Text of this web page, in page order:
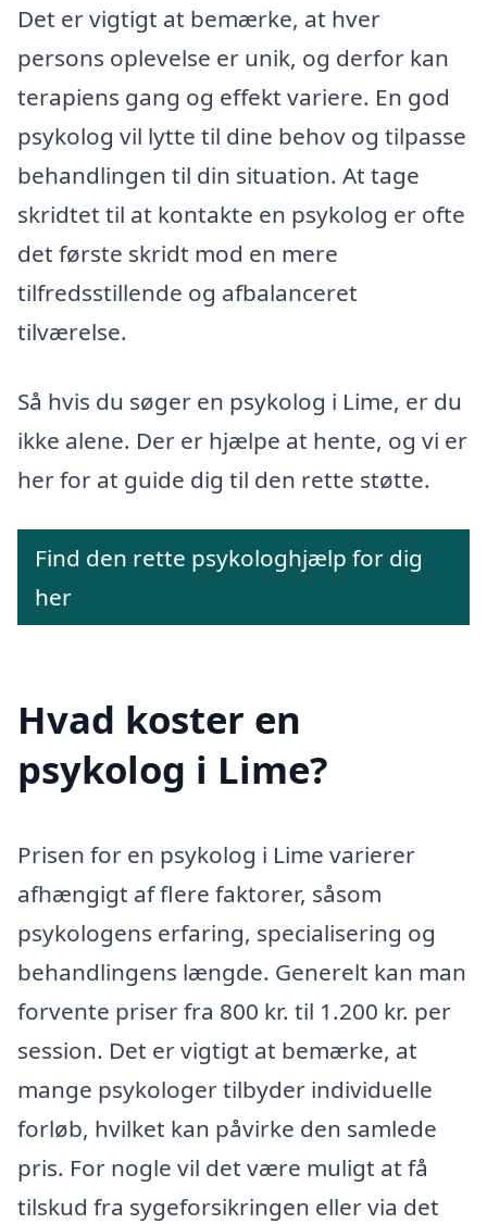
Det er vigtigt at bemærke, at hver
persons oplevelse er unik, og derfor kan
terapiens gang og effekt variere. En god
psykolog vil lytte til dine behov og tilpasse
behandlingen til din situation. At tage
skridtet til at kontakte en psykolog er ofte
det første skridt mod en mere
tilfredsstillende og afbalanceret
tilværelse.
Så hvis du søger en psykolog i Lime, er du
ikke alene. Der er hjælpe at hente, og vi er
her for at guide dig til den rette støtte.
Find den rette psykologhjælp for dig
her
Hvad koster en
psykolog i Lime?
Prisen for en psykolog i Lime varierer
afhængigt af flere faktorer, såsom
psykologens erfaring, specialisering og
behandlingens længde. Generelt kan man
forvente priser fra 800 kr. til 1.200 kr. per
session. Det er vigtigt at bemærke, at
mange psykologer tilbyder individuelle
forløb, hvilket kan påvirke den samlede
pris. For nogle vil det være muligt at få
tilskud fra sygeforsikringen eller via det